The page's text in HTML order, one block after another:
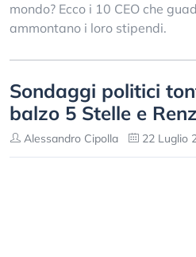
mondo? Ecco i 10 CEO che
ammontano i loro stipendi.
Sondaggi politici
balzo 5 Stelle e
Alessandro Cipolla 22 Luglio